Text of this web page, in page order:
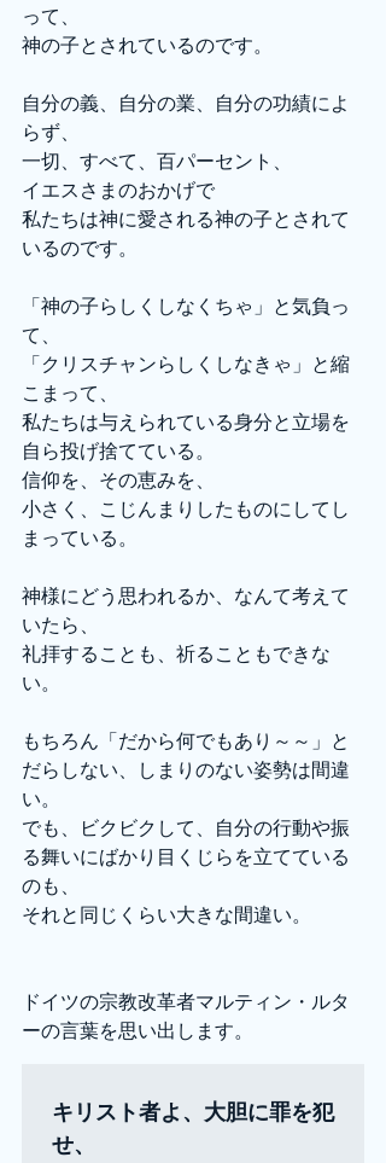
って、
神の子とされているのです。
自分の義、自分の業、自分の功績によ
らず、
一切、すべて、百パーセント、
イエスさまのおかげで
私たちは神に愛される神の子とされて
いるのです。
「神の子らしくしなくちゃ」と気負っ
て、
「クリスチャンらしくしなきゃ」と縮
こまって、
私たちは与えられている身分と立場を
自ら投げ捨てている。
信仰を、その恵みを、
小さく、こじんまりしたものにしてし
まっている。
神様にどう思われるか、なんて考えて
いたら、
礼拝することも、祈ることもできな
い。
もちろん「だから何でもあり～～」と
だらしない、しまりのない姿勢は間違
い。
でも、ビクビクして、自分の行動や振
る舞いにばかり目くじらを立てている
のも、
それと同じくらい大きな間違い。
ドイツの宗教改革者マルティン・ルタ
ーの言葉を思い出します。
キリスト者よ、大胆に罪を犯
せ、